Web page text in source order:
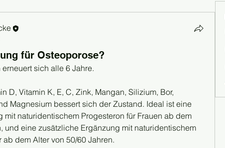
für Osteoporose?
sich alle 6 Jahre.
D, Vitamin K, E, C, Zink, Mangan, Silizium, Bor,
Magnesium bessert sich der Zustand. Ideal ist eine
mit naturidentischem Progesteron für Frauen ab dem
und eine zusätzliche Ergänzung mit naturidentischem
ab dem Alter von 50/60 Jahren.